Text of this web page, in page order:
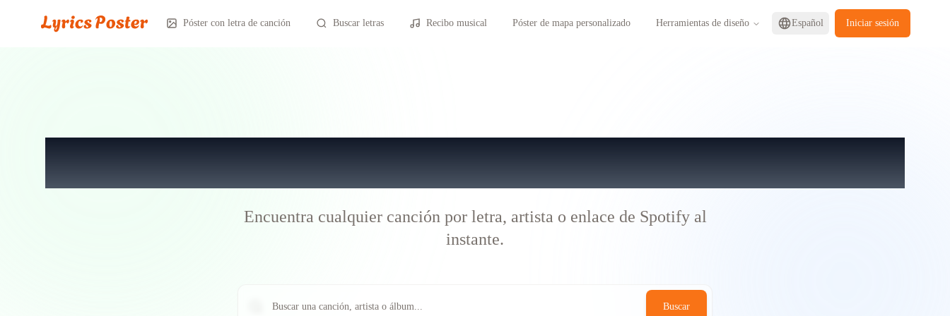
Póster con letra de canción Buscar letras Recibo musical Póster de mapa personalizado Herramientas de diseño Español Iniciar sesión
Buscador profesional de letras
Encuentra cualquier canción por letra, artista o enlace de Spotify al
instante.
Buscar